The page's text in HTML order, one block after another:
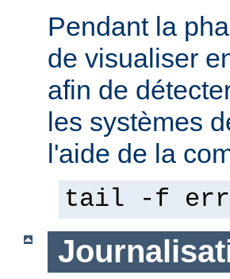
Pendant la
de visualiser
afin de
les systèmes
l'aide de la
tail -f